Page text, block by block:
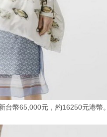
台幣65,000元，約16250元港幣。